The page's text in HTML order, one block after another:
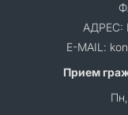
АДРЕС:
E-MAIL:
Прием